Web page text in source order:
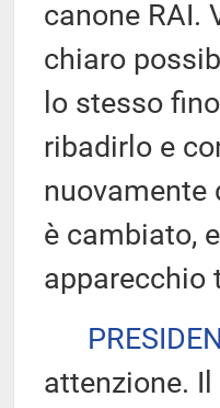
canone RAI.
chiaro
lo stesso
ribadirlo e
nuovamente
è cambiato,
apparecchio
attenzione.